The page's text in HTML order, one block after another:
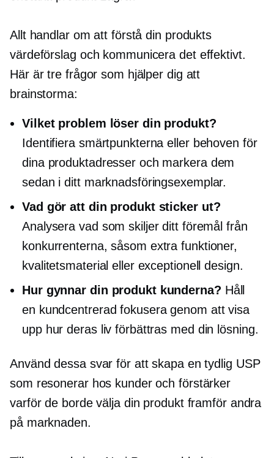
Allt handlar om att förstå din produkts
värdeförslag och kommunicera det effektivt.
Här är tre frågor som hjälper dig att
brainstorma:
Vilket problem löser din produkt?
Identifiera smärtpunkterna eller behoven för
dina produktadresser och markera dem
sedan i ditt marknadsföringsexemplar.
Vad gör att din produkt sticker ut?
Analysera vad som skiljer ditt föremål från
konkurrenterna, såsom extra funktioner,
kvalitetsmaterial eller exceptionell design.
Hur gynnar din produkt kunderna? Håll
en kundcentrerad fokusera genom att visa
upp hur deras liv förbättras med din lösning.
Använd dessa svar för att skapa en tydlig USP
som resonerar hos kunder och förstärker
varför de borde välja din produkt framför andra
på marknaden.